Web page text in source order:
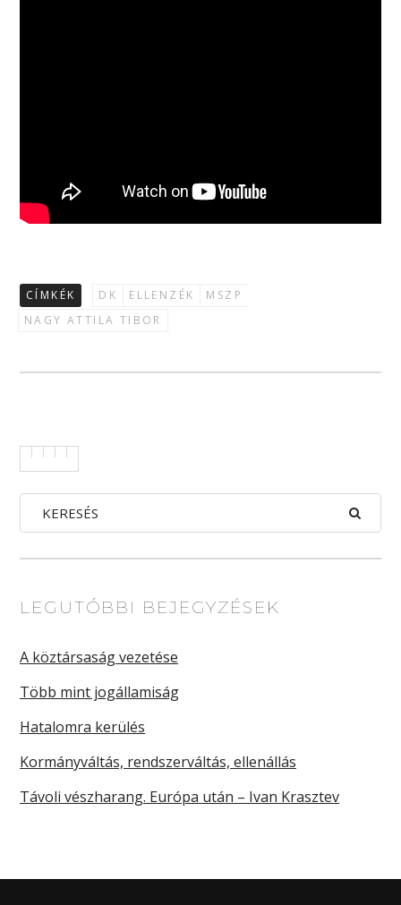
CÍMKÉK DK ELLENZÉK
MSZP
NAGY ATTILA TIBOR
LEGUTÓBBI BEJEGYZÉSEK
A köztársaság vezetése
Több mint jogállamiság
Hatalomra kerülés
Kormányváltás, rendszerváltás, ellenállás
Távoli vészharang. Európa után – Ivan Krasztev